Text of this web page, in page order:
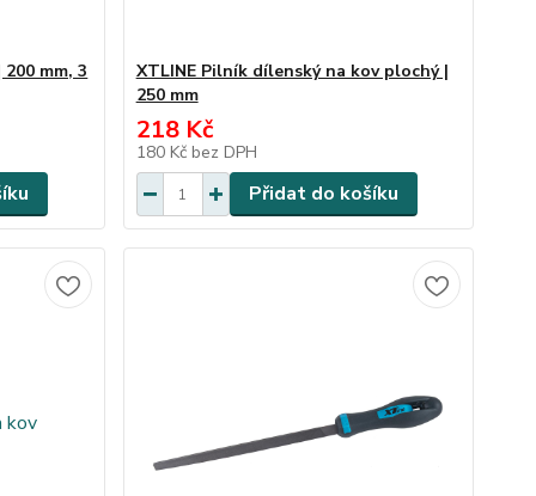
mm, 3
XTLINE Pilník dílenský na kov plochý |
250 mm
218 Kč
180 Kč bez DPH
Přidat do košíku